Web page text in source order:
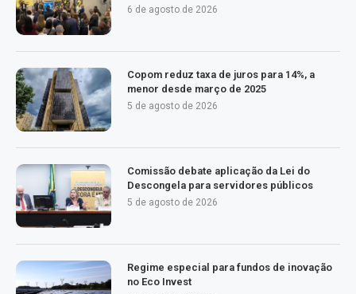
6 de agosto de 2026
Copom reduz taxa de juros para 14%, a
menor desde março de 2025
5 de agosto de 2026
Comissão debate aplicação da Lei do
Descongela para servidores públicos
5 de agosto de 2026
Regime especial para fundos de inovação
no Eco Invest